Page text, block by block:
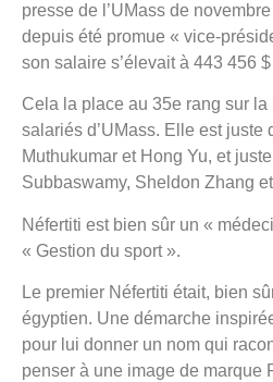
presse de l’UMass de
depuis été promue « vice-
son salaire s’élevait à 443 456
Cela la place au 35e rang sur
salariés d’UMass. Elle est juste
Muthukumar et Hong Yu, et
Subbaswamy, Sheldon Zhang
Néfertiti est bien sûr un «
« Gestion du sport ».
Le premier Néfertiti était, bien
égyptien. Une démarche
pour lui donner un nom qui
penser à une image de marque